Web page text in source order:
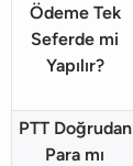
Ödeme Tek
Seferde mi
Yapılır?
PTT Doğrudan
Para mı